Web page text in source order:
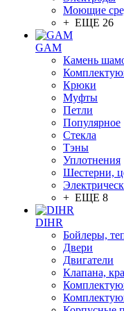
Моющие
+ ЕЩЕ 26
GAM
Камень
Крюки
Муфты
Петли
Популярное
Стекла
Тэны
Уплотнения
Шестерни,
+ ЕЩЕ 8
DIHR
Бойлеры,
Двери
Двигатели
Клапана,